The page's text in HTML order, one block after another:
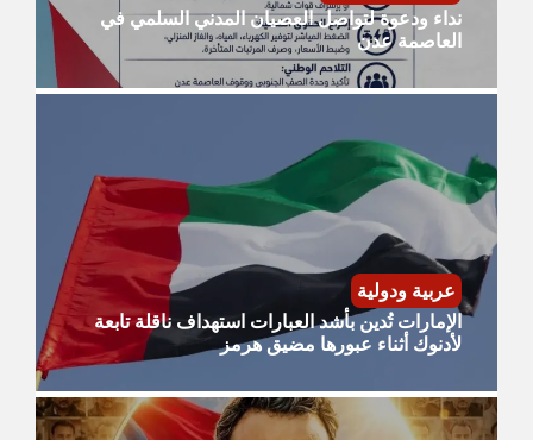
نداء ودعوة لتواصل العصيان المدني السلمي في
العاصمة عدن
عربية ودولية
الإمارات تُدين بأشد العبارات استهداف ناقلة تابعة
لأدنوك أثناء عبورها مضيق هرمز